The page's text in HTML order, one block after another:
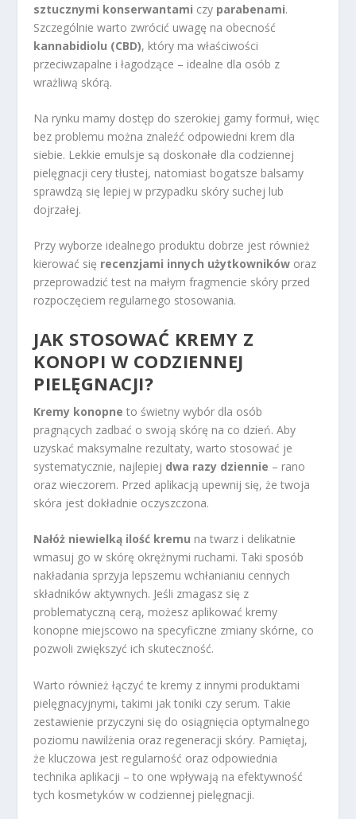
sztucznymi konserwantami czy parabenami.
Szczególnie warto zwrócić uwagę na obecność
kannabidiolu (CBD), który ma właściwości
przeciwzapalne i łagodzące – idealne dla osób z
wrażliwą skórą.
Na rynku mamy dostęp do szerokiej gamy formuł, więc
bez problemu można znaleźć odpowiedni krem dla
siebie. Lekkie emulsje są doskonałe dla codziennej
pielęgnacji cery tłustej, natomiast bogatsze balsamy
sprawdzą się lepiej w przypadku skóry suchej lub
dojrzałej.
Przy wyborze idealnego produktu dobrze jest również
kierować się recenzjami innych użytkowników oraz
przeprowadzić test na małym fragmencie skóry przed
rozpoczęciem regularnego stosowania.
JAK STOSOWAĆ KREMY Z
KONOPI W CODZIENNEJ
PIELĘGNACJI?
Kremy konopne to świetny wybór dla osób
pragnących zadbać o swoją skórę na co dzień. Aby
uzyskać maksymalne rezultaty, warto stosować je
systematycznie, najlepiej dwa razy dziennie – rano
oraz wieczorem. Przed aplikacją upewnij się, że twoja
skóra jest dokładnie oczyszczona.
Nałóż niewielką ilość kremu na twarz i delikatnie
wmasuj go w skórę okrężnymi ruchami. Taki sposób
nakładania sprzyja lepszemu wchłanianiu cennych
składników aktywnych. Jeśli zmagasz się z
problematyczną cerą, możesz aplikować kremy
konopne miejscowo na specyficzne zmiany skórne, co
pozwoli zwiększyć ich skuteczność.
Warto również łączyć te kremy z innymi produktami
pielęgnacyjnymi, takimi jak toniki czy serum. Takie
zestawienie przyczyni się do osiągnięcia optymalnego
poziomu nawilżenia oraz regeneracji skóry. Pamiętaj,
że kluczowa jest regularność oraz odpowiednia
technika aplikacji – to one wpływają na efektywność
tych kosmetyków w codziennej pielęgnacji.